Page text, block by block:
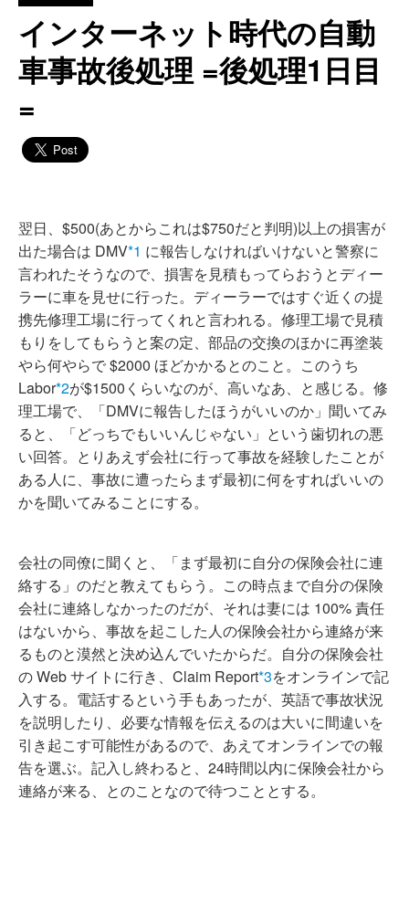
インターネット時代の自動
車事故後処理 =後処理1日目
=
翌日、$500(あとからこれは$750だと判明)以上の損害が
出た場合は DMV*1 に報告しなければいけないと警察に
言われたそうなので、損害を見積もってらおうとディー
ラーに車を見せに行った。ディーラーではすぐ近くの提
携先修理工場に行ってくれと言われる。修理工場で見積
もりをしてもらうと案の定、部品の交換のほかに再塗装
やら何やらで $2000 ほどかかるとのこと。このうち
Labor*2が$1500くらいなのが、高いなあ、と感じる。修
理工場で、「DMVに報告したほうがいいのか」聞いてみ
ると、「どっちでもいいんじゃない」という歯切れの悪
い回答。とりあえず会社に行って事故を経験したことが
ある人に、事故に遭ったらまず最初に何をすればいいの
かを聞いてみることにする。
会社の同僚に聞くと、「まず最初に自分の保険会社に連
絡する」のだと教えてもらう。この時点まで自分の保険
会社に連絡しなかったのだが、それは妻には 100% 責任
はないから、事故を起こした人の保険会社から連絡が来
るものと漠然と決め込んでいたからだ。自分の保険会社
の Web サイトに行き、Claim Report*3をオンラインで記
入する。電話するという手もあったが、英語で事故状況
を説明したり、必要な情報を伝えるのは大いに間違いを
引き起こす可能性があるので、あえてオンラインでの報
告を選ぶ。記入し終わると、24時間以内に保険会社から
連絡が来る、とのことなので待つこととする。